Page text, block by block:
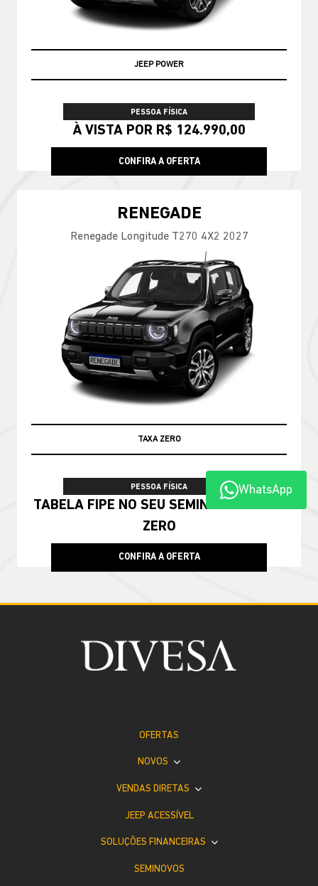
JEEP POWER
PESSOA FÍSICA
À VISTA POR R$ 124.990,00
CONFIRA A OFERTA
RENEGADE
Renegade Longitude T270 4X2 2027
TAXA ZERO
PESSOA FÍSICA
TABELA FIPE NO SEU SEMINOVO + TAXA
ZERO
CONFIRA A OFERTA
WhatsApp
OFERTAS
NOVOS
VENDAS DIRETAS
JEEP ACESSÍVEL
SOLUÇÕES FINANCEIRAS
SEMINOVOS